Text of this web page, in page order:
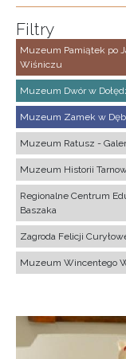
Filtry
Muzeum Pamiątek po
Wiśniczu
Muzeum Dwór w
Muzeum Zamek w
Muzeum Ratusz -
Muzeum Historii
Regionalne Centrum
Baszaka
Zagroda Felicji
Muzeum Wincentego